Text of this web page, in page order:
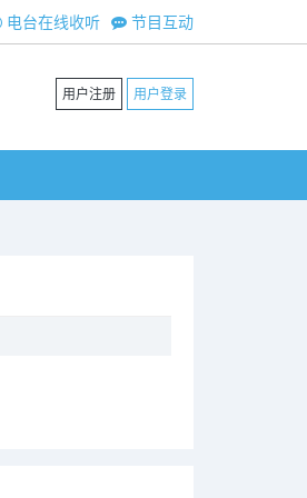
节目互动
电台在线收听
用户注册 用户登录